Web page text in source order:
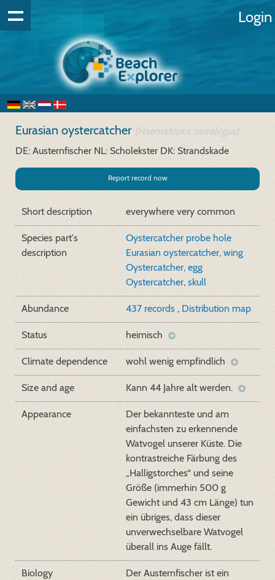
Login
Eurasian oystercatcher (Haematopus ostralegus)
DE: Austernfischer NL: Scholekster DK: Strandskade
Report record now
Short description everywhere very common
Species part's
description
Oystercatcher probe hole
Eurasian oystercatcher, wing
Oystercatcher, egg
Oystercatcher, skull
Abundance 437 records , Distribution map
Status heimisch
Climate dependence wohl wenig empfindlich
Size and age Kann 44 Jahre alt werden.
Appearance
Der bekannteste und am
einfachsten zu erkennende
Watvogel unserer Küste. Die
kontrastreiche Färbung des
„Halligstorches“ und seine
Größe (immerhin 500 g
Gewicht und 43 cm Länge) tun
ein übriges, dass dieser
unverwechselbare Watvogel
überall ins Auge fällt.
Biology
Der Austernfischer ist ein